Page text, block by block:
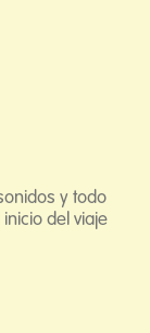
y todo
del viaje